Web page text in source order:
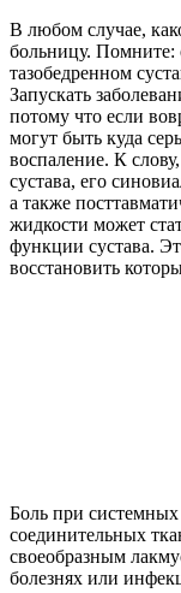
В любом случае,
больницу. Помните:
тазобедренном
Запускать
потому что если
могут быть куда
воспаление. К
сустава, его
а также
жидкости может
функции сустава.
восстановить
Боль при системных
соединительных
своеобразным
болезнях или